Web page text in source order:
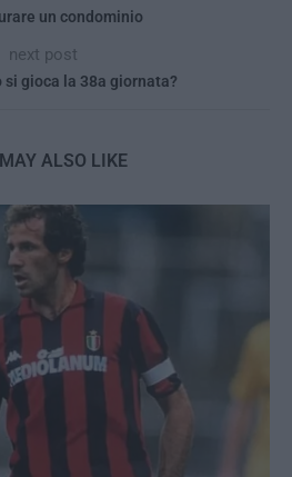
un condominio
next post
si gioca la 38a giornata?
ALSO LIKE